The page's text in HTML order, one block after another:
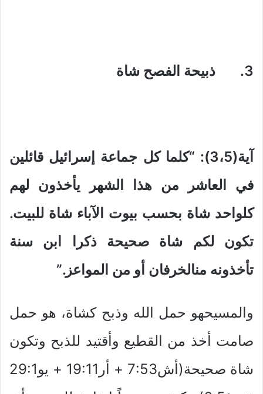
3. ذبيحة الفصح شاة
آية(3،5): “كلما كل جماعة إسرائيل قائلين
في العاشر من هذا الشهر يأخذون لهم
كلواحد شاة بحسب بيوت الآباء شاة للبيت.
تكون لكم شاة صحيحة ذكرا ابن سنة
تأخذونه منالخرفان أو من المواعز.”
والمسيحهو حمل الله وذبح كشاة، هو حمل
صامت أخذ من القطيع وأقتيد للذبح وتكون
شاة صحيحة(أش7:53 + أر19:11 + يو29:1